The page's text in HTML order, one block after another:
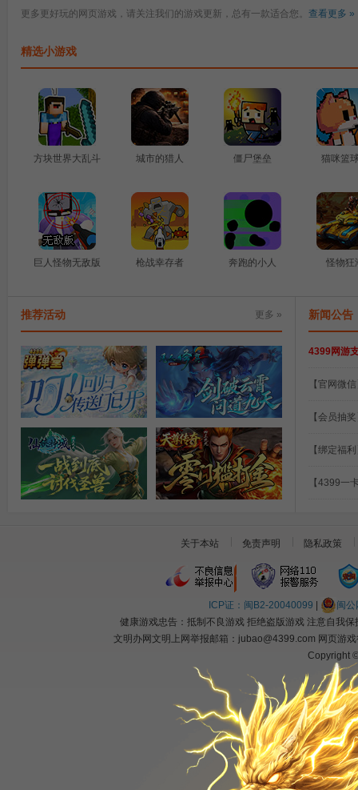
更多更好玩的网页游戏，请关注我们的游戏更新，总有一款适合您。 查看更多 »
精选小游戏
方块世界大乱斗 城市的猎人 僵尸堡垒 猫咪篮
巨人怪物无敌版 枪战幸存者 奔跑的小人 怪物狂
越野卡车运输 休闲来一局 堆叠英雄
推荐活动 更多 »
老友回归盛典 凡人经典修真
新闻公告
4399网游
【官网微
【会员抽
【绑定福
【4399一
关于本站 免责声明 隐私政策
ICP证：闽B2-20040099
闽
健康游戏忠告：抵制不良游戏 拒绝盗版游戏 注意自我
文明办网文明上网举报邮箱：jubao@4399.com 网页游
Copyright